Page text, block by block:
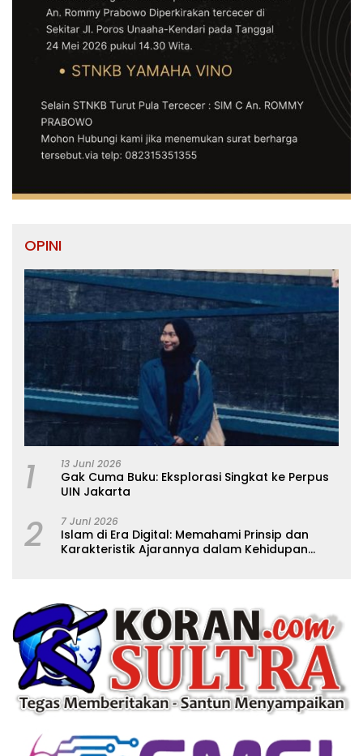
OPINI
1 13 Juni 2026
Gak Cuma Buku: Eksplorasi Singkat ke Perpus
UIN Jakarta
2 7 Juni 2026
Islam di Era Digital: Memahami Prinsip dan
Karakteristik Ajarannya dalam Kehidupan